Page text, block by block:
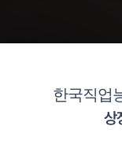
한국직업
상